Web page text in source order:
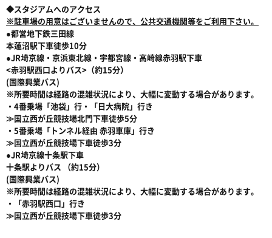
◆スタジアムへのアクセス
※駐車場の用意はございませんので、公共交通機関等をご利用下さい。
●都営地下鉄三田線
本蓮沼駅下車徒歩10分
●JR埼京線・京浜東北線・宇都宮線・高崎線赤羽駅下車
<赤羽駅西口よりバス>（約15分）
(国際興業バス)
※所要時間は経路の混雑状況により、大幅に変動する場合があります。
・4番乗場「池袋」行・「日大病院」行き
≫国立西が丘競技場北門下車徒歩5分
・5番乗場「トンネル経由 赤羽車庫」行き
≫国立西が丘競技場下車徒歩3分
●JR埼京線十条駅下車
十条駅よりバス （約15分）
(国際興業バス)
※所要時間は経路の混雑状況により、大幅に変動する場合があります。
・「赤羽駅西口」行き
≫国立西が丘競技場下車徒歩3分